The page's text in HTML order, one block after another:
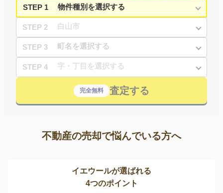
STEP 1
STEP 2
STEP 3
STEP 4
完全無料 査定する
不動産の売却で悩んでいる方へ
イエウールが選ばれる
4つのポイント